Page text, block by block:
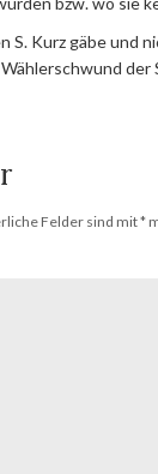
Kurz gäbe und
Felder sind mit*